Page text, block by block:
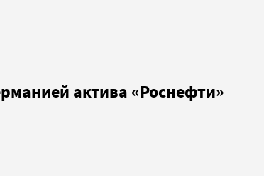
актива «Роснефти»